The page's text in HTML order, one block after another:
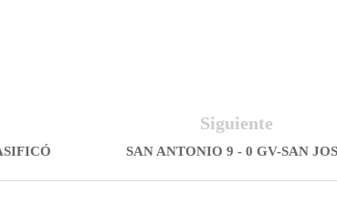
Siguiente
SAN ANTONIO 9 - 0 GV-SAN